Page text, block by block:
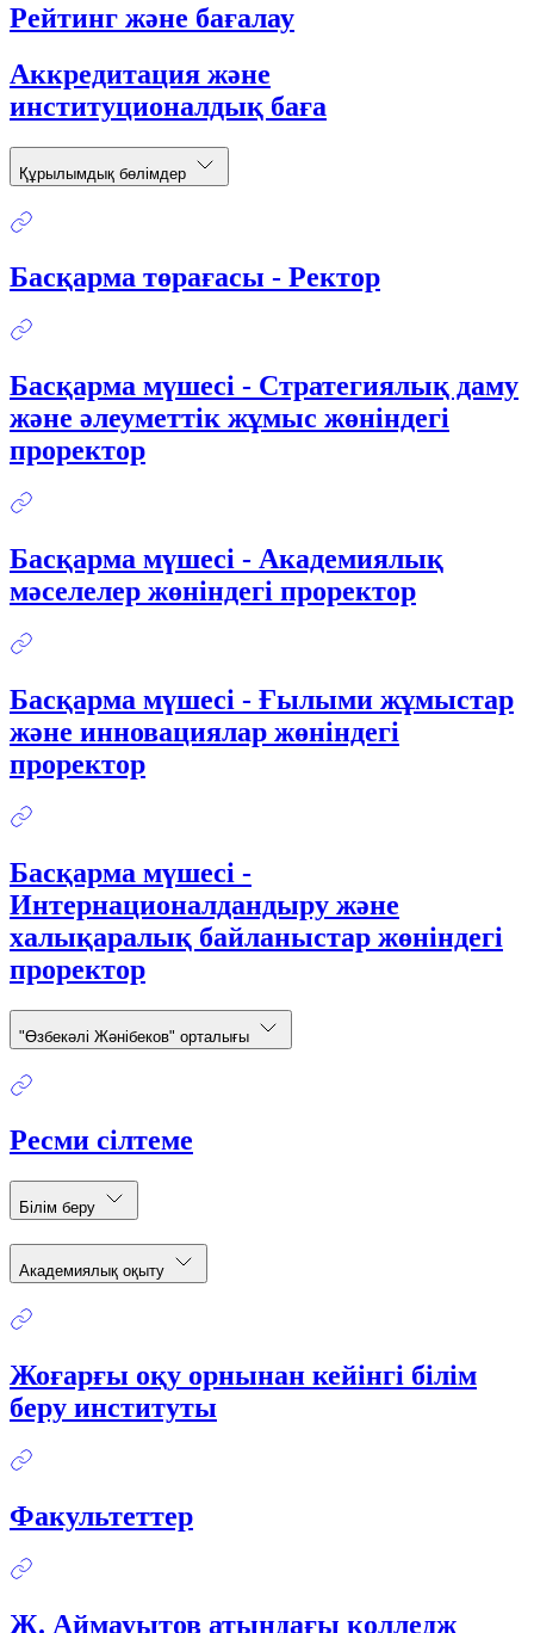
Рейтинг және бағалау
Аккредитация және
институционалдық баға
Құрылымдық бөлімдер
Басқарма төрағасы - Ректор
Басқарма мүшесі - Стратегиялық даму
және әлеуметтік жұмыс жөніндегі
проректор
Басқарма мүшесі - Академиялық
мәселелер жөніндегі проректор
Басқарма мүшесі - Ғылыми жұмыстар
және инновациялар жөніндегі
проректор
Басқарма мүшесі -
Интернационалдандыру және
халықаралық байланыстар жөніндегі
проректор
"Өзбекәлі Жәнібеков" орталығы
Ресми сілтеме
Білім беру
Академиялық оқыту
Жоғарғы оқу орнынан кейінгі білім
беру институты
Факультеттер
Ж. Аймауытов атындағы колледж